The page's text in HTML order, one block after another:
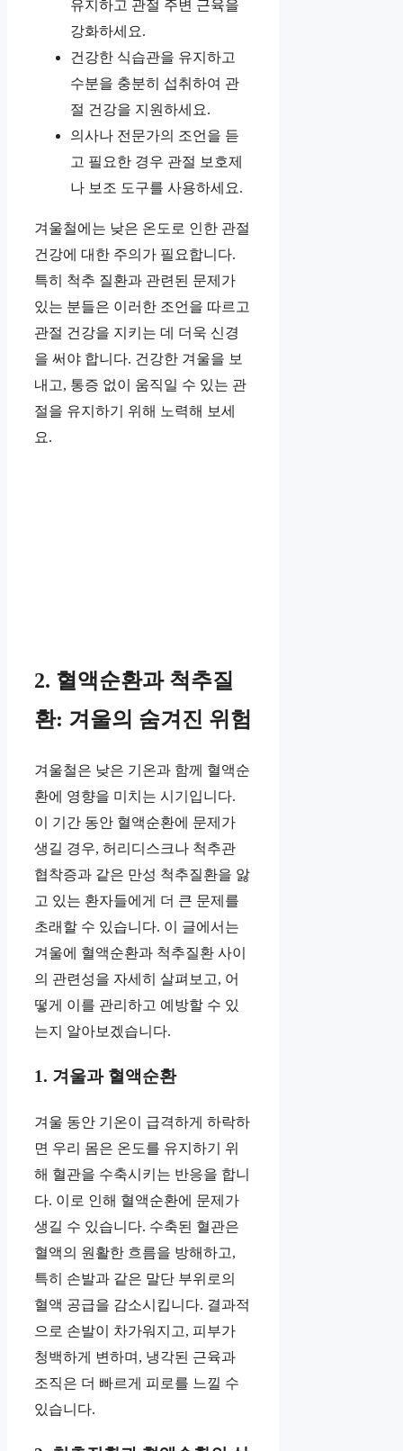
유지하고 관절 주변 근육을
강화하세요.
건강한 식습관을 유지하고
수분을 충분히 섭취하여 관
절 건강을 지원하세요.
의사나 전문가의 조언을 듣
고 필요한 경우 관절 보호제
나 보조 도구를 사용하세요.
겨울철에는 낮은 온도로 인한 관절
건강에 대한 주의가 필요합니다.
특히 척추 질환과 관련된 문제가
있는 분들은 이러한 조언을 따르고
관절 건강을 지키는 데 더욱 신경
을 써야 합니다. 건강한 겨울을 보
내고, 통증 없이 움직일 수 있는 관
절을 유지하기 위해 노력해 보세
요.
2. 혈액순환과 척추질
환: 겨울의 숨겨진 위험
겨울철은 낮은 기온과 함께 혈액순
환에 영향을 미치는 시기입니다.
이 기간 동안 혈액순환에 문제가
생길 경우, 허리디스크나 척추관
협착증과 같은 만성 척추질환을 앓
고 있는 환자들에게 더 큰 문제를
초래할 수 있습니다. 이 글에서는
겨울에 혈액순환과 척추질환 사이
의 관련성을 자세히 살펴보고, 어
떻게 이를 관리하고 예방할 수 있
는지 알아보겠습니다.
1. 겨울과 혈액순환
겨울 동안 기온이 급격하게 하락하
면 우리 몸은 온도를 유지하기 위
해 혈관을 수축시키는 반응을 합니
다. 이로 인해 혈액순환에 문제가
생길 수 있습니다. 수축된 혈관은
혈액의 원활한 흐름을 방해하고,
특히 손발과 같은 말단 부위로의
혈액 공급을 감소시킵니다. 결과적
으로 손발이 차가워지고, 피부가
청백하게 변하며, 냉각된 근육과
조직은 더 빠르게 피로를 느낄 수
있습니다.